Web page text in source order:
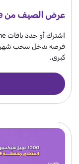
عرض الصيف من Nitro Prime
كبرى.